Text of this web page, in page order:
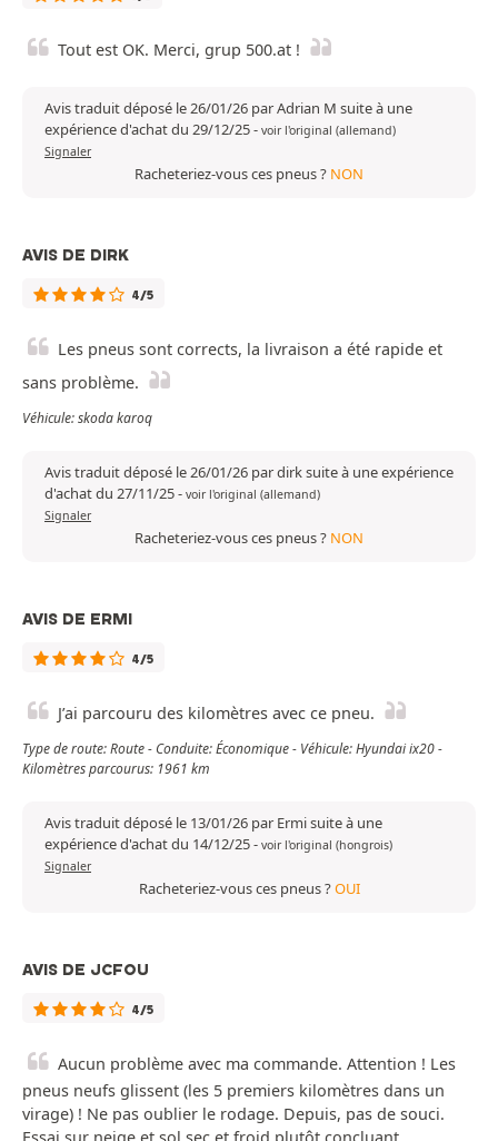
Tout est OK. Merci, grup 500.at !
Avis traduit déposé le 26/01/26 par Adrian M suite à une
expérience d'achat du 29/12/25- voir l'original (allemand)
Signaler
Racheteriez-vous ces pneus ? NON
AVIS DE DIRK
4/5
Les pneus sont corrects, la livraison a été rapide et
sans problème.
Véhicule: skoda karoq
Avis traduit déposé le 26/01/26 par dirk suite à une expérience
d'achat du 27/11/25- voir l'original (allemand)
Signaler
Racheteriez-vous ces pneus ? NON
AVIS DE ERMI
4/5
J’ai parcouru des kilomètres avec ce pneu.
Type de route: Route - Conduite: Économique - Véhicule: Hyundai ix20 -
Kilomètres parcourus: 1961 km
Avis traduit déposé le 13/01/26 par Ermi suite à une
expérience d'achat du 14/12/25- voir l'original (hongrois)
Signaler
Racheteriez-vous ces pneus ?OUI
AVIS DE JCFOU
4/5
Aucun problème avec ma commande. Attention ! Les
pneus neufs glissent (les 5 premiers kilomètres dans un
virage) ! Ne pas oublier le rodage. Depuis, pas de souci.